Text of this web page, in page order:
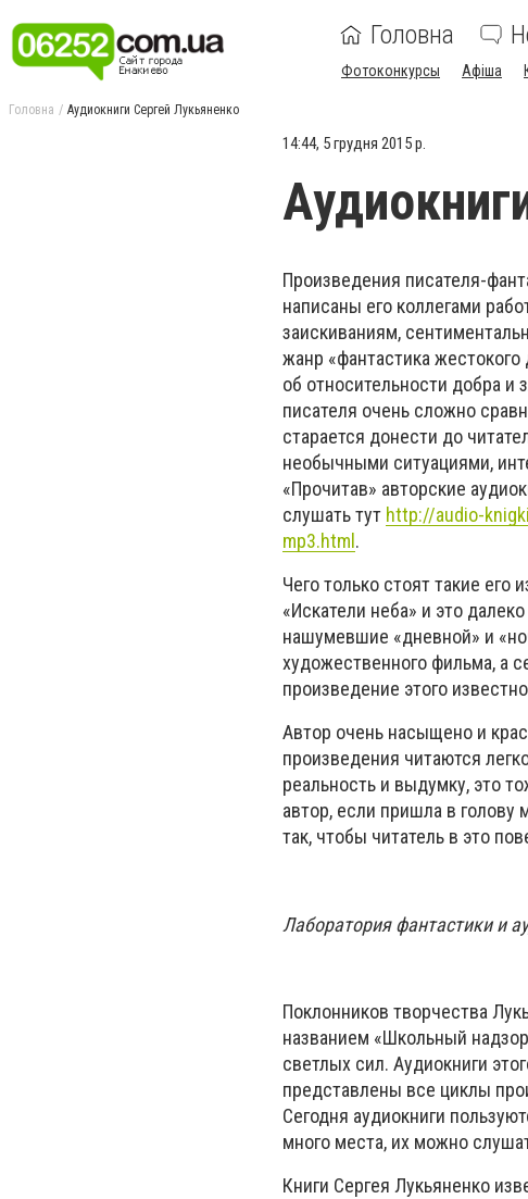
Головна
Фотоконкурсы Афіша
Головна Аудиокниги Сергей Лукьяненко
14:44, 5 грудня 2015 р.
Произведения писателя-
написаны его коллегами
заискиваниям,
жанр «фантастика
об относительности добра и
писателя очень сложно
старается донести до
необычными ситуациями,
«Прочитав» авторские
слушать тут http://audio-
mp3.html .
Чего только стоят такие
«Искатели неба» и это
нашумевшие «дневной» и
художественного фильма, а
произведение этого
Автор очень насыщено и
произведения читаются
реальность и выдумку, это
автор, если пришла в голову
так, чтобы читатель в это
Лаборатория фантастики и
Поклонников творчества
названием «Школьный
светлых сил. Аудиокниги
представлены все циклы
Сегодня аудиокниги
много места, их можно
Книги Сергея Лукьяненко